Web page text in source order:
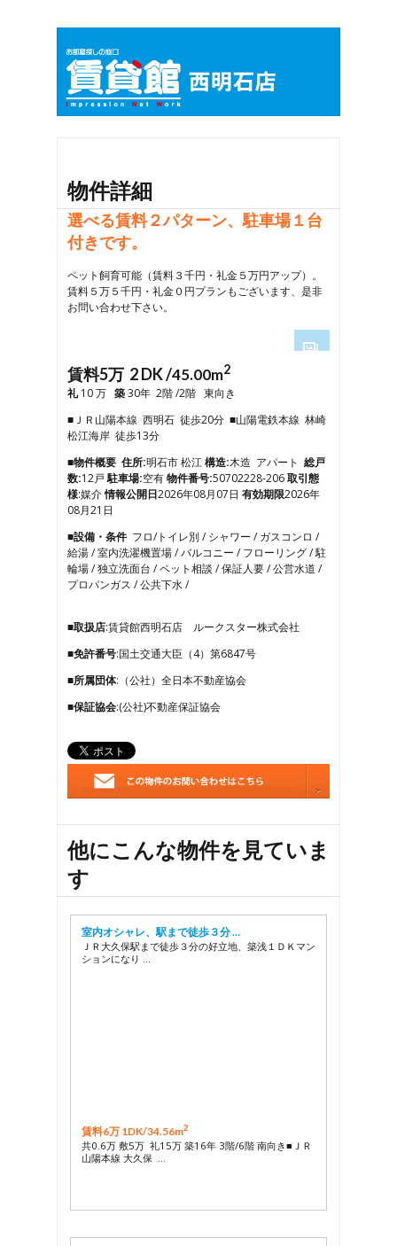
物件詳細
選べる賃料２パターン、駐車場１台
付きです。
ペット飼育可能（賃料３千円・礼金５万円アップ）。
賃料５万５千円・礼金０円プランもございます、是非
お問い合わせ下さい。
4
6
7
8
11
12
13
26
28
29
賃料5万 2 DK /45.00m2
礼10 万 築30年 2階 /2階 東向き
■ＪＲ山陽本線 西明石 徒歩20分 ■山陽電鉄本線 林崎
松江海岸 徒歩13分
■物件概要 住所:明石市 松江構造:木造 アパート 総戸
数:12戸駐車場:空有物件番号:50702228-206取引態
様:媒介情報公開日2026年08月07日 有効期限2026年
08月21日
■設備・条件 フロ/トイレ別 / シャワー / ガスコンロ /
給湯 / 室内洗濯機置場 / バルコニー / フローリング / 駐
輪場 / 独立洗面台 / ペット相談 / 保証人要 / 公営水道 /
プロパンガス / 公共下水 /
■取扱店:賃貸館西明石店 ルークスター株式会社
■免許番号:国土交通大臣（4）第6847号
■所属団体:（公社）全日本不動産協会
■保証協会:(公社)不動産保証協会
他にこんな物件を見ていま
す
室内オシャレ、駅まで徒歩３分 …
ＪＲ大久保駅まで徒歩３分の好立地、築浅１ＤＫマン
ションになり …
賃料6万 1DK/34.56m2
共0.6万 敷5万 礼15万 築16年 3階/6階 南向き■ＪＲ
山陽本線 大久保 …